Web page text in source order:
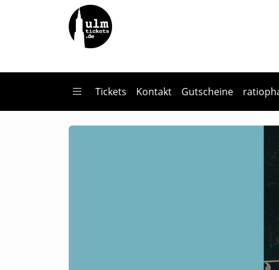
Zum Hauptinhalt springen
Tickets Kontakt Gutscheine
Clara Vetter Band (contemporary jazz)